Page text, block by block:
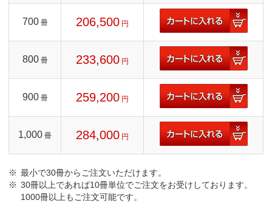
700 冊 206,500 円
800 冊 233,600 円
900 冊 259,200 円
1,000 冊 284,000 円
最小で30冊からご注文いただけます。
30冊以上であれば10冊単位でご注文をお受けしております。
1000冊以上もご注文可能です。